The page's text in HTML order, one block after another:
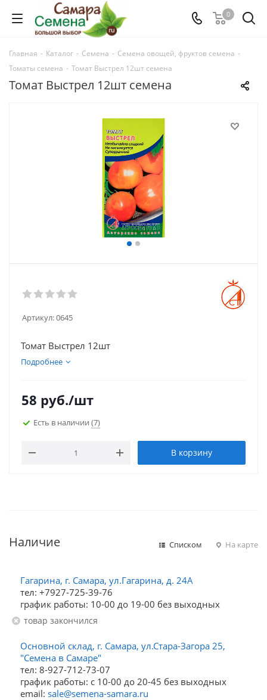
0
Главная - Каталог - Семена - Семена овощей, фруктов семена -
Томаты семена - Томат Выстрел 12шт семена
Томат Выстрел 12шт семена
Артикул:0645
Томат Выстрел 12шт
Подробнее
58 руб./шт
Есть в наличии (7)
В корзину
Наличие Списком На карте
Гагарина, г. Самара, ул.Гагарина, д. 24А
тел: +7927-725-39-76
график работы: 10-00 до 19-00 без выходных
Товар закончился
Основной склад, г. Самара, ул.Стара-Загора 25,
"Семена в Самаре"
тел: 8-927-712-73-07
график работы: с 10-00 до 20-45 без выходных
email: sale@semena-samara.ru